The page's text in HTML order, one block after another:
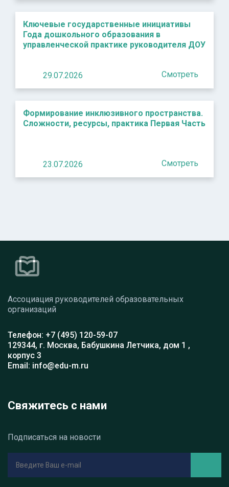
Ключевые государственные инициативы
Года дошкольного образования в
управленческой практике руководителя ДОУ
29.07.2026 Смотреть
Формирование инклюзивного пространства.
Сложности, ресурсы, практика Первая Часть
23.07.2026 Смотреть
Ассоциация руководителей образовательных
организаций
Телефон: +7 (495) 120-59-07
129344, г. Москва, Бабушкина Летчика, дом 1 ,
корпус 3
Email: info@edu-m.ru
Свяжитесь с нами
Подписаться на новости